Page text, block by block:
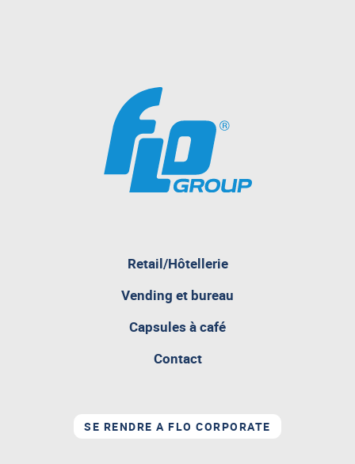
Retail/Hôtellerie
Vending et bureau
Capsules à café
Contact
SE RENDRE A FLO CORPORATE